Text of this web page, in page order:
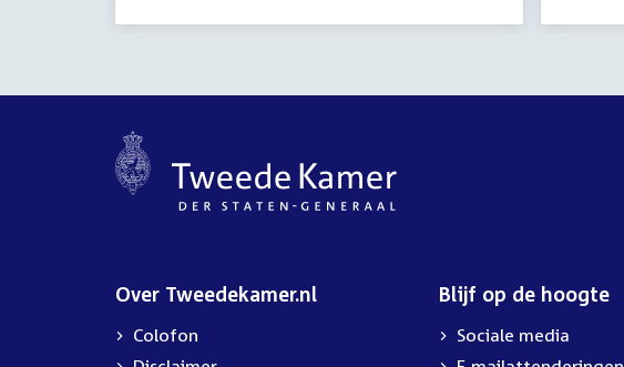
Over Tweedekamer.nl
Colofon
Blijf op de hoogte
Sociale media